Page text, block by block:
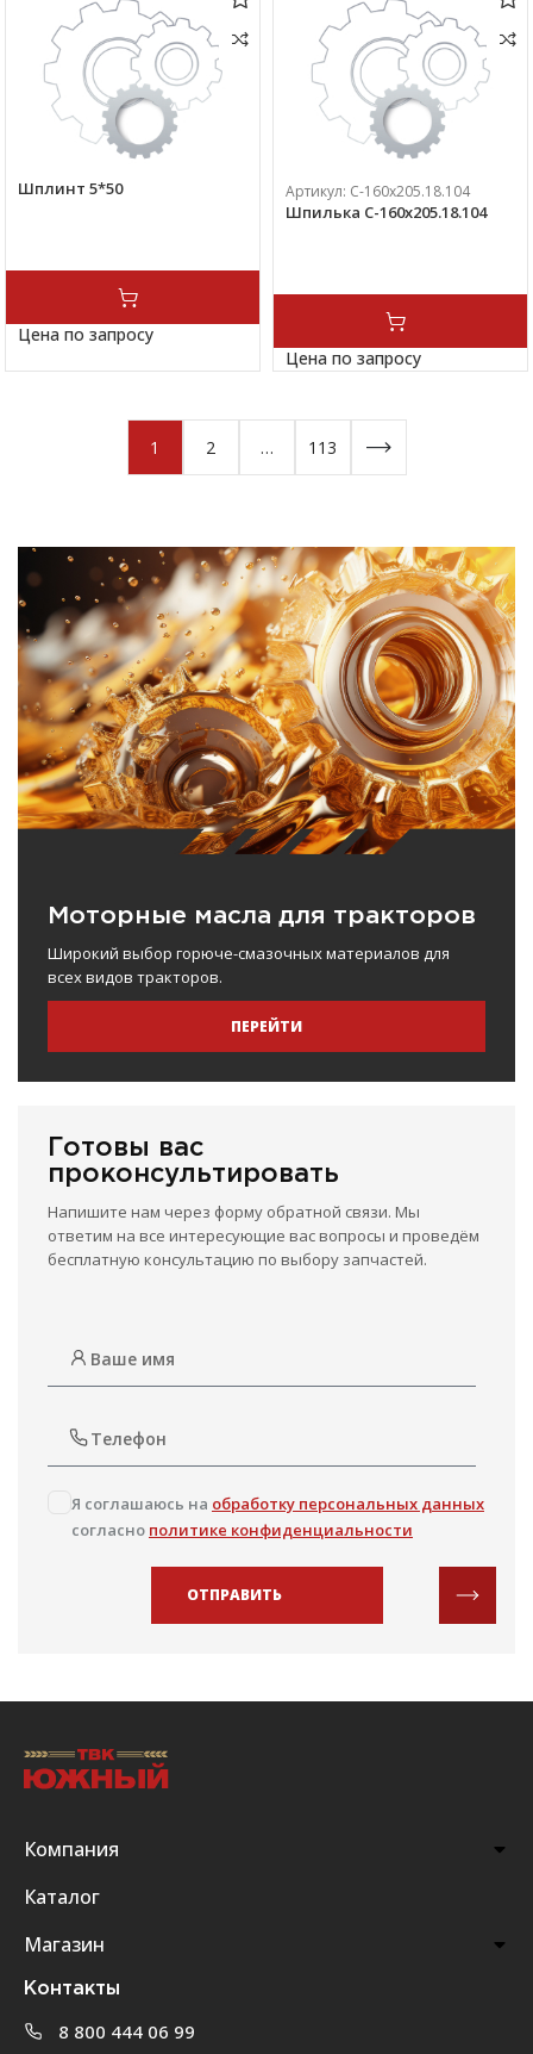
Шплинт 5*50
Цена по запросу
Артикул: С-160х205.18.104
Шпилька С-160х205.18.104
Цена по запросу
1 2 … 113
Моторные масла для тракторов
Широкий выбор горюче-смазочных материалов для
всех видов тракторов.
ПЕРЕЙТИ
Готовы вас
проконсультировать
Напишите нам через форму обратной связи. Мы
ответим на все интересующие вас вопросы и проведём
бесплатную консультацию по выбору запчастей.
Я соглашаюсь на обработку персональных данных
согласно политике конфиденциальности
ОТПРАВИТЬ
Компания
Каталог
Магазин
Контакты
8 800 444 06 99